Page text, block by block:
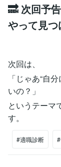
🔜 次回予
やって見つ
次回は、
「じゃあ“自
いの？」
というテーマ
す。
#適職診断